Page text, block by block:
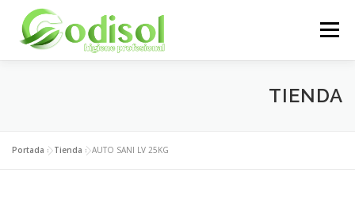
contenido
Menú
ÁREA CLIENTES CONTACTO
TIENDA
Portada »Tienda »AUTO SANI LV 25KG